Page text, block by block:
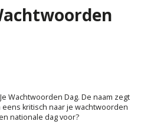
Wachtwoorden Dag. De naam zegt
kritisch naar je wachtwoorden
nationale dag voor?